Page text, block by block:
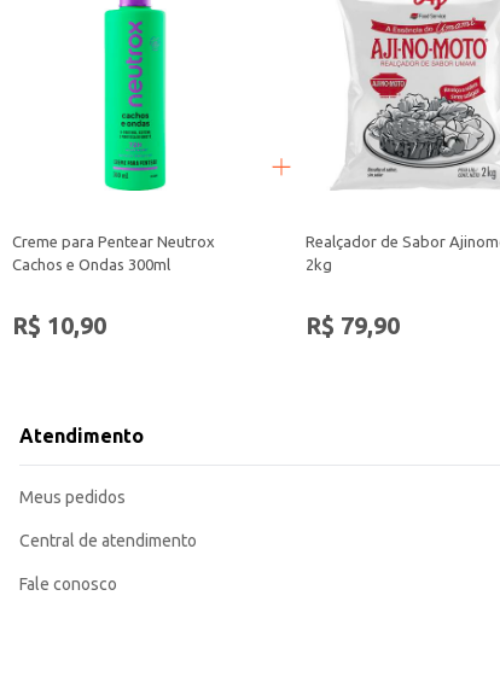
Creme para Pentear Neutrox
Cachos e Ondas 300ml
R$ 10,90
Realçador de Sabor
2kg
R$ 79,90
Atendimento
Meus pedidos
Central de atendimento
Fale conosco